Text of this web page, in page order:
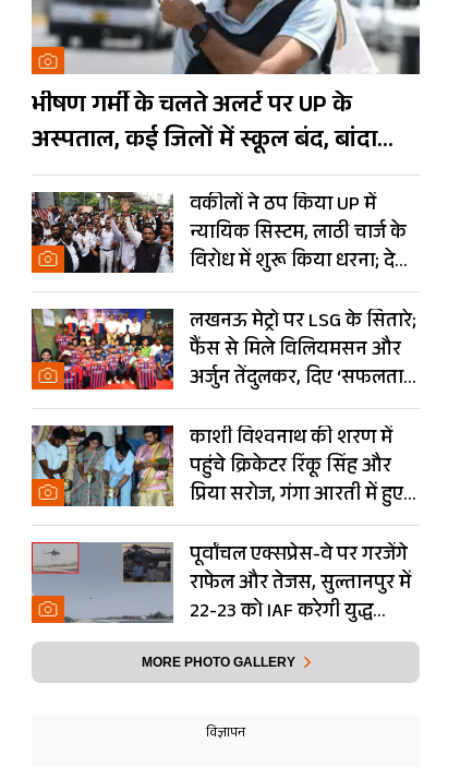
भीषण गर्मी के चलते अलर्ट पर UP के
अस्पताल, कई जिलों में स्कूल बंद, बांदा
दुनिया का तीसरा सबसे गर्म शहर
वकीलों ने ठप किया UP में
न्यायिक सिस्टम, लाठी चार्ज के
विरोध में शुरू किया धरना; देखें
Photos
लखनऊ मेट्रो पर LSG के सितारे;
फैंस से मिले विलियमसन और
अर्जुन तेंदुलकर, दिए ‘सफलता
के मंत्र’- PHOTOS
काशी विश्वनाथ की शरण में
पहुंचे क्रिकेटर रिंकू सिंह और
प्रिया सरोज, गंगा आरती में हुए
शामिल- Photos
पूर्वांचल एक्सप्रेस-वे पर गरजेंगे
राफेल और तेजस, सुल्तानपुर में
22-23 को IAF करेगी युद्ध
अभ्यास
MORE PHOTO GALLERY